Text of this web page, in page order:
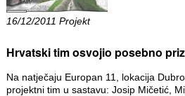
16/12/2011 Projekt
Hrvatski tim osvojio posebno
Na natječaju Europan 11, lokacija
projektni tim u sastavu: Josip Mičetić,